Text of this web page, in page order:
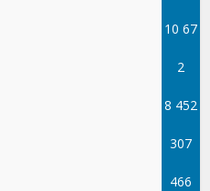
10 67
5
2
8 452
307
466